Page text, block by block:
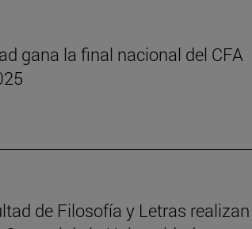
gana la final nacional del CFA
de Filosofía y Letras realizan